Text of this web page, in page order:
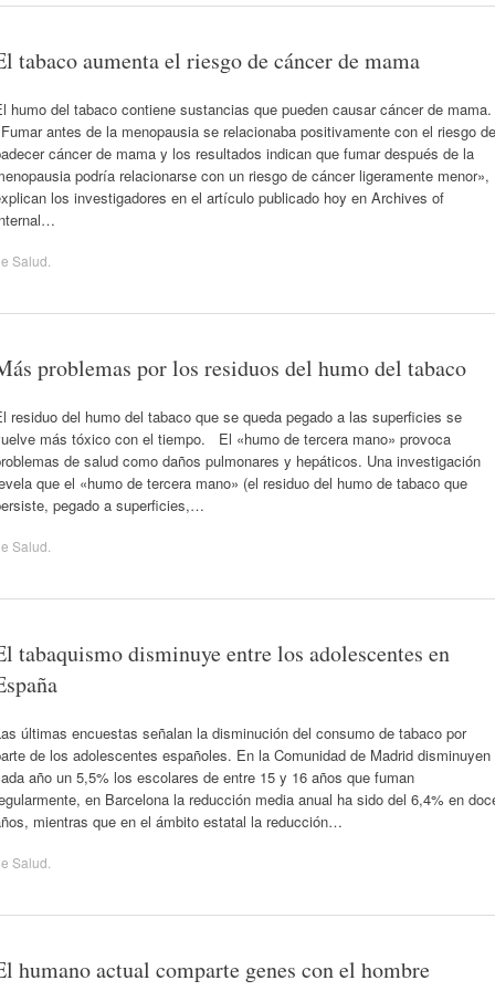
tabaco aumenta el riesgo de cáncer de mama
humo del tabaco contiene sustancias que pueden causar cáncer de mama.
antes de la menopausia se relacionaba positivamente con el riesgo de
cáncer de mama y los resultados indican que fumar después de la
podría relacionarse con un riesgo de cáncer ligeramente menor»,
los investigadores en el artículo publicado hoy en Archives of
Salud
problemas por los residuos del humo del tabaco
residuo del humo del tabaco que se queda pegado a las superficies se
más tóxico con el tiempo. El «humo de tercera mano» provoca
de salud como daños pulmonares y hepáticos. Una investigación
que el «humo de tercera mano» (el residuo del humo de tabaco que
pegado a superficies,…
Salud
tabaquismo disminuye entre los adolescentes en
últimas encuestas señalan la disminución del consumo de tabaco por
de los adolescentes españoles. En la Comunidad de Madrid disminuyen
año un 5,5% los escolares de entre 15 y 16 años que fuman
en Barcelona la reducción media anual ha sido del 6,4% en
mientras que en el ámbito estatal la reducción…
Salud
humano actual comparte genes con el hombre